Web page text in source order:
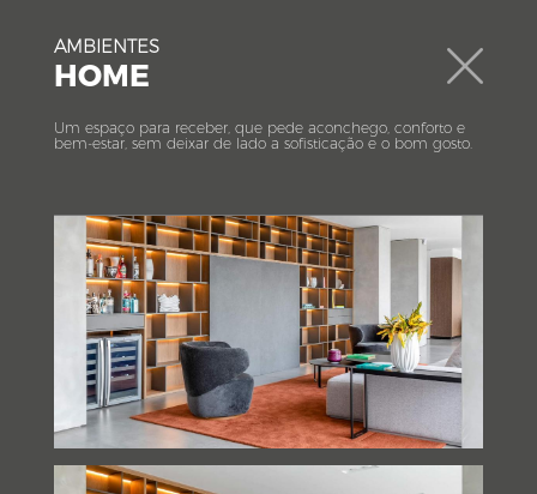
DIFERENCIAIS
SEJA UM REVENDEDOR
CONTATOS
MANUAL DE LIMPEZA
CERTIFICADO
NOSSOS
AMBIENTES
Cada espaço se traduz em soluções que
representam a personalidade e o estilo de vida
de cada um.
AMBIENTES
HOME
Um espaço para receber, que pede aconchego, conforto e
bem-estar, sem deixar de lado a sofisticação e o bom gosto.